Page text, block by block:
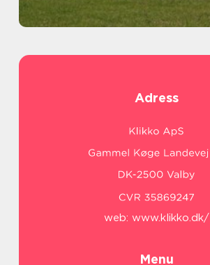
Adress
web: www.klikko.dk/
Menu